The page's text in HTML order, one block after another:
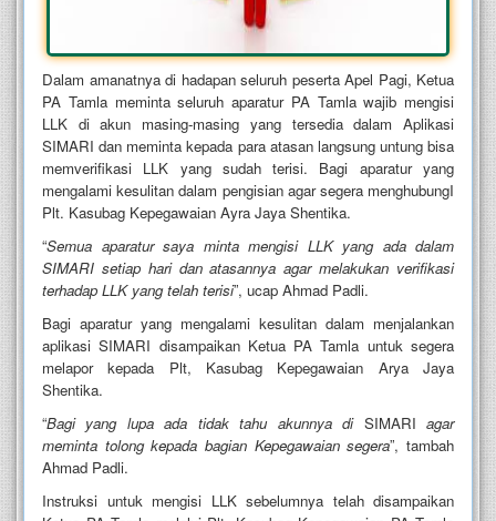
Dalam amanatnya di hadapan seluruh peserta Apel Pagi, Ketua
PA Tamla meminta seluruh aparatur PA Tamla wajib mengisi
LLK di akun masing-masing yang tersedia dalam Aplikasi
SIMARI dan meminta kepada para atasan langsung untung bisa
memverifikasi LLK yang sudah terisi. Bagi aparatur yang
mengalami kesulitan dalam pengisian agar segera menghubungI
Plt. Kasubag Kepegawaian Ayra Jaya Shentika.
“Semua aparatur saya minta mengisi LLK yang ada dalam
SIMARI setiap hari dan atasannya agar melakukan verifikasi
terhadap LLK yang telah terisi”, ucap Ahmad Padli.
Bagi aparatur yang mengalami kesulitan dalam menjalankan
aplikasi SIMARI disampaikan Ketua PA Tamla untuk segera
melapor kepada Plt, Kasubag Kepegawaian Arya Jaya
Shentika.
“Bagi yang lupa ada tidak tahu akunnya diSIMARIagar
meminta tolong kepada bagian Kepegawaian segera”, tambah
Ahmad Padli.
Instruksi untuk mengisi LLK sebelumnya telah disampaikan